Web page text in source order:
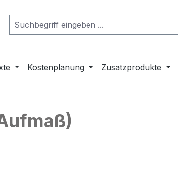
Kostenplanung Zusatzprodukte